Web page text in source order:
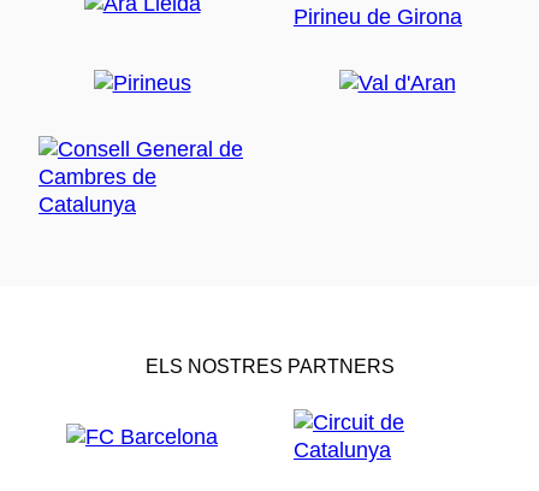
ELS NOSTRES PARTNERS